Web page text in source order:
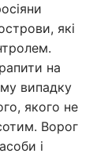
які
на
випадку
якого не
Ворог
і